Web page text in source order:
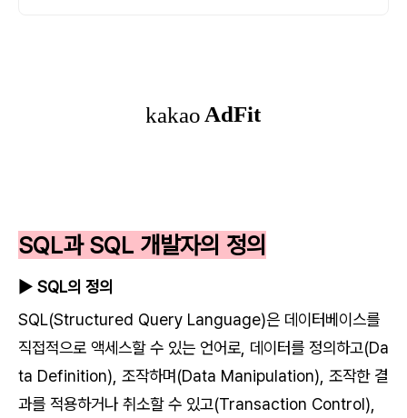
SQL과 SQL 개발자의 정의
▶ SQL의 정의
SQL(Structured Query Language)은 데이터베이스를
직접적으로 액세스할 수 있는 언어로, 데이터를 정의하고(Da
ta Definition), 조작하며(Data Manipulation), 조작한 결
과를 적용하거나 취소할 수 있고(Transaction Control),